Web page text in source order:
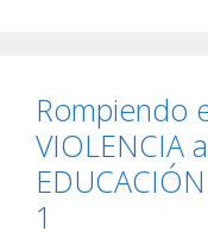
Rompiendo
VIOLENCIA
1